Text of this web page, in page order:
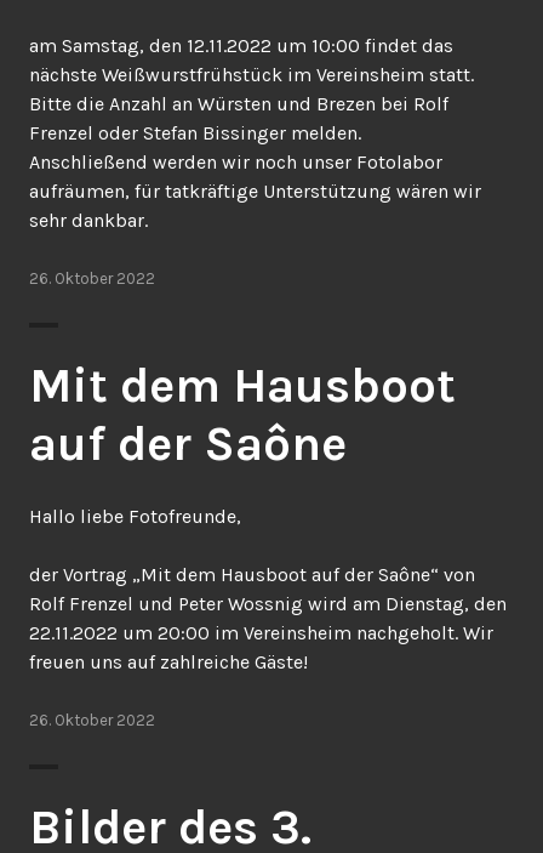
am Samstag, den 12.11.2022 um 10:00 findet das
nächste Weißwurstfrühstück im Vereinsheim statt.
Bitte die Anzahl an Würsten und Brezen bei Rolf
Frenzel oder Stefan Bissinger melden.
Anschließend werden wir noch unser Fotolabor
aufräumen, für tatkräftige Unterstützung wären wir
sehr dankbar.
26. Oktober 2022
Mit dem Hausboot
auf der Saône
Hallo liebe Fotofreunde,
der Vortrag „Mit dem Hausboot auf der Saône“ von
Rolf Frenzel und Peter Wossnig wird am Dienstag, den
22.11.2022 um 20:00 im Vereinsheim nachgeholt. Wir
freuen uns auf zahlreiche Gäste!
26. Oktober 2022
Bilder des 3.